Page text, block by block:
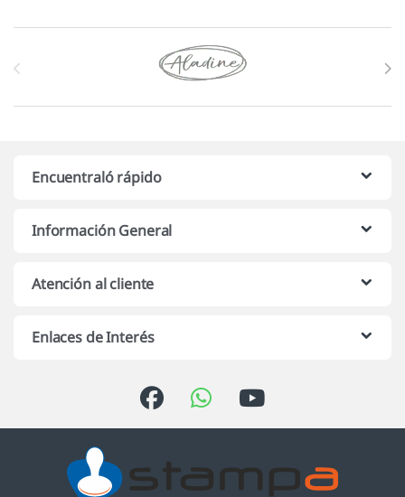
Marcas De Carrusel
Encuentraló rápido
Información General
Atención al cliente
Enlaces de Interés